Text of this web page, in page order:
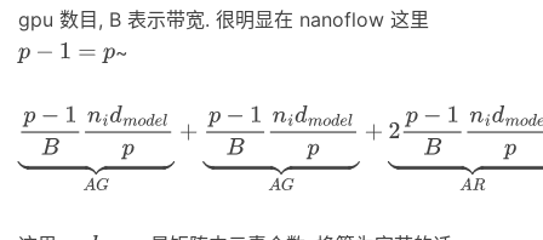
gpu 数目, B 表示带宽. 很明显在 nanoflow 这里
p −1 =p ~
p−1B n dmodelp⏟ G +p −1 Bn idmodelp A G+2 p− 1B nidmod